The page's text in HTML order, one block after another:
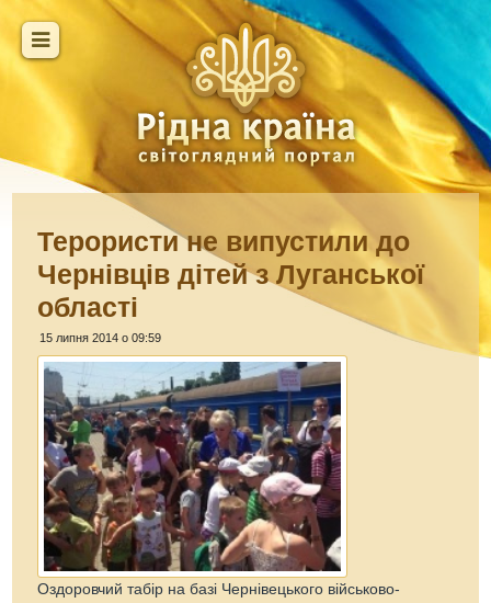
Терористи не випустили до
Чернівців дітей з Луганської
області
15 липня 2014 о 09:59
Оздоровчий табір на базі Чернівецького військово-